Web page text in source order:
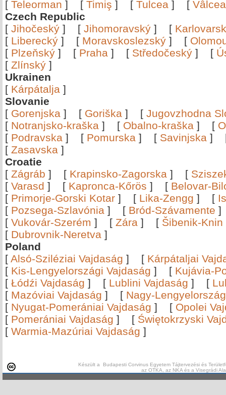
[ Teleorman ] [ Timiş ] [ Tulcea ] [
Czech Republic
[ Jihočeský ] [ Jihomoravský ] [
[ Liberecký ] [ Moravskoslezský ] [
[ Plzeňský ] [ Praha ] [ Středočeský ] [
[ Zlínský ]
Ukrainen
[ Kárpátalja ]
Slovanie
[ Gorenjska ] [ Goriška ] [ Jugovzhodna
[ Notranjsko-kraška ] [ Obalno-kraška ] [
[ Podravska ] [ Pomurska ] [ Savinjska ]
[ Zasavska ]
Croatie
[ Zágráb ] [ Krapinsko-Zagorska ] [
[ Varasd ] [ Kapronca-Kőrös ] [ Belovar-
[ Primorje-Gorski Kotar ] [ Lika-Zengg ] [
[ Pozsega-Szlavónia ] [ Bród-Szávamente
[ Vukovár-Szerém ] [ Zára ] [ Šibenik-Knin
[ Dubrovnik-Neretva ]
Poland
[ Alsó-Sziléziai Vajdaság ] [ Kárpátaljai
[ Kis-Lengyelországi Vajdaság ] [ Kujávia-
[ Łódźi Vajdaság ] [ Lublini Vajdaság ] [
[ Mazóviai Vajdaság ] [ Nagy-
[ Nyugat-Pomerániai Vajdaság ] [ Opolei
[ Pomerániai Vajdaság ] [ Świętokrzyski
[ Warmia-Mazúriai Vajdaság ]
Készült a Budapesti Corvinus Egyetem Tájtervezési és
az OTKA, az NKA és a Visegrádi